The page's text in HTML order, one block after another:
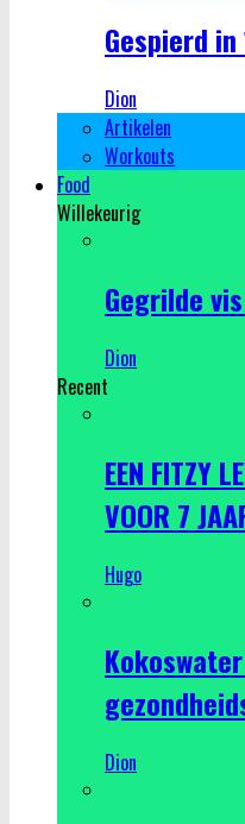
Gespierd in
Dion
Artikelen
Workouts
Food
Willekeurig
Gegrilde
Dion
Recent
EEN FITZY
VOOR 7
Hugo
Dion